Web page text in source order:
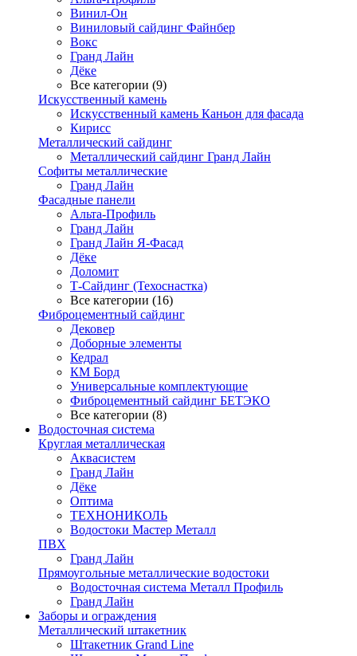
Винил-Он
Виниловый сайдинг Файнбер
Вокс
Гранд Лайн
Дёке
Все категории (9)
Искусственный камень
Искусственный камень Каньон для фасада
Кирисс
Металлический сайдинг
Металлический сайдинг Гранд Лайн
Софиты металлические
Гранд Лайн
Фасадные панели
Альта-Профиль
Гранд Лайн
Гранд Лайн Я-Фасад
Дёке
Доломит
Т-Сайдинг (Техоснастка)
Все категории (16)
Фиброцементный сайдинг
Дековер
Доборные элементы
Кедрал
КМ Борд
Универсальные комплектующие
Фиброцементный сайдинг БЕТЭКО
Все категории (8)
Водосточная система
Круглая металлическая
Аквасистем
Гранд Лайн
Дёке
Оптима
ТЕХНОНИКОЛЬ
Водостоки Мастер Металл
ПВХ
Гранд Лайн
Прямоугольные металлические водостоки
Водосточная система Металл Профиль
Гранд Лайн
Заборы и ограждения
Металлический штакетник
Штакетник Grand Line